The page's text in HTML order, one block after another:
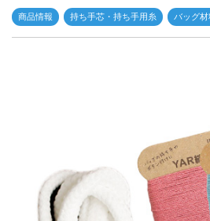
商品情報 持ち手芯・持ち手用糸 バッグ